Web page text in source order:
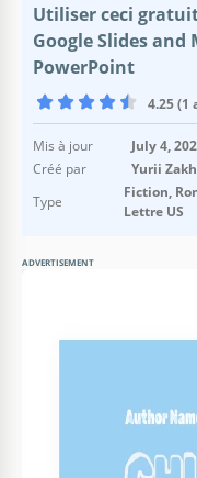
Utiliser ceci
Google Slides and
PowerPoint
4.25 (1
Mis à jour
July 4,
Créé par
Yurii
Type
Fiction,
Lettre US
ADVERTISEMENT